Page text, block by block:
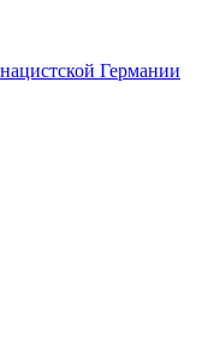
Германии